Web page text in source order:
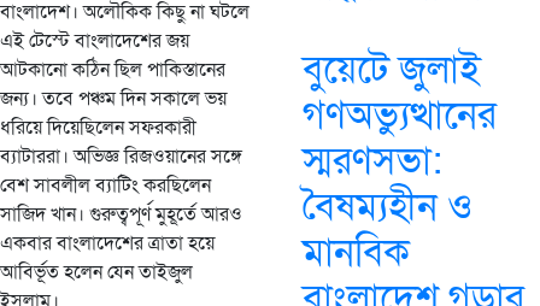
বাংলাদেশ। অলৌকিক কিছু না ঘটলে
এই টেস্টে বাংলাদেশের জয়
আটকানো কঠিন ছিল পাকিস্তানের
জন্য। তবে পঞ্চম দিন সকালে ভয়
ধরিয়ে দিয়েছিলেন সফরকারী
ব্যাটাররা। অভিজ্ঞ রিজওয়ানের সঙ্গে
বেশ সাবলীল ব্যাটিং করছিলেন
সাজিদ খান। গুরুত্বপূর্ণ মুহূর্তে আরও
একবার বাংলাদেশের ত্রাতা হয়ে
আবির্ভূত হলেন যেন তাইজুল
বুয়েটে জুলাই
গণঅভ্যুত্থানের
স্মরণসভা:
বৈষম্যহীন ও
মানবিক